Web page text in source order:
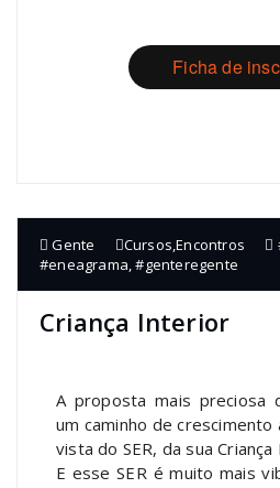
Ficha de
Gente Cursos,Encontros
#eneagrama,#genteregente
Criança Interior
A proposta mais preciosa
um caminho de
vista do SER, da sua
E esse SER é muito mais